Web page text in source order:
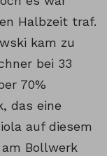
Halbzeit traf.
kam zu
bei 33
70%
das eine
auf diesem
Bollwerk